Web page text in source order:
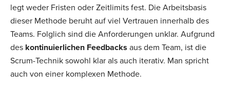
legt weder Fristen oder Zeitlimits fest. Die Arbeitsbasis
dieser Methode beruht auf viel Vertrauen innerhalb des
Teams. Folglich sind die Anforderungen unklar. Aufgrund
des kontinuierlichen Feedbacks aus dem Team, ist die
Scrum-Technik sowohl klar als auch iterativ. Man spricht
auch von einer komplexen Methode.